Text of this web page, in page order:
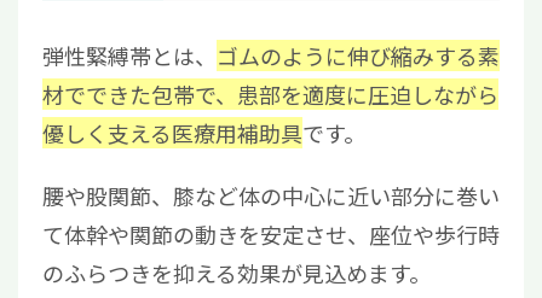
弾性緊縛帯とは、 ゴムのように伸び縮みする素
材でできた包帯で、患部を適度に圧迫しながら
優しく支える医療用補助具です。
腰や股関節、膝など体の中心に近い部分に巻い
て体幹や関節の動きを安定させ、座位や歩行時
のふらつきを抑える効果が見込めます。